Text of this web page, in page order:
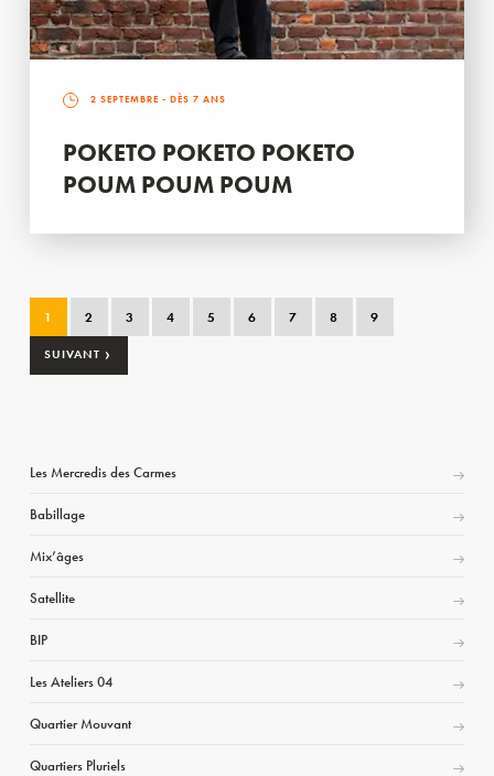
2 SEPTEMBRE - DÈS 7 ANS
POKETO POKETO POKETO
POUM POUM POUM
1 2 3 4 5 6 7 8 9
SUIVANT ›
Les Mercredis des Carmes
Babillage
Mix’âges
Satellite
BIP
Les Ateliers 04
Quartier Mouvant
Quartiers Pluriels